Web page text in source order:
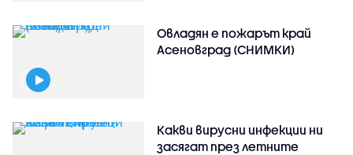
Овладян е пожарът край
Асеновград (СНИМКИ)
Какви вирусни инфекции ни
засягат през летните